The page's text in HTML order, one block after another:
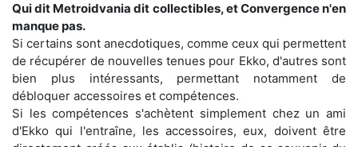
Qui dit Metroidvania dit collectibles, et Convergence n'en
manque pas.
Si certains sont anecdotiques, comme ceux qui permettent
de récupérer de nouvelles tenues pour Ekko, d'autres sont
bien plus intéressants, permettant notamment de
débloquer accessoires et compétences.
Si les compétences s'achètent simplement chez un ami
d'Ekko qui l'entraîne, les accessoires, eux, doivent être